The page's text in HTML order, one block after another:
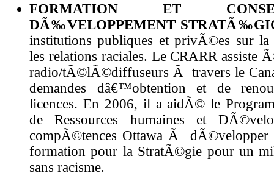
FORMATION ET
DÃ‰VELOPPEMENT
institutions publiques et privÃ©es sur
les relations raciales. Le CRARR assiste
radio/tÃ©lÃ©diffuseurs Ã travers le
demandes dâ€™obtention et de
licences. En 2006, il a aidÃ© le
de Ressources humaines et
compÃ©tences Ottawa Ã dÃ©velopper
formation pour la StratÃ©gie pour un
sans racisme.